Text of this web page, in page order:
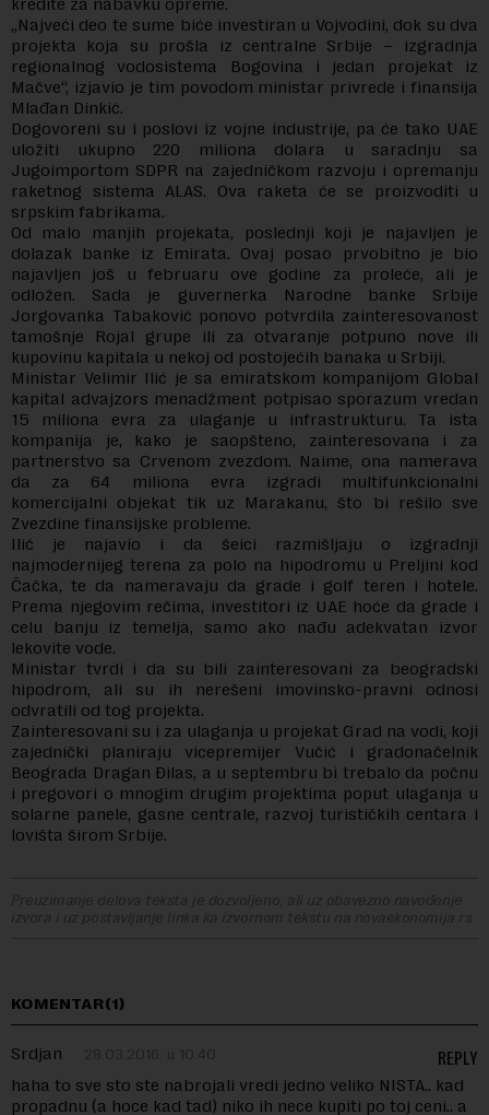
„Najveći deo te sume biće investiran u Vojvodini, dok su dva
projekta koja su prošla iz centralne Srbije – izgradnja
regionalnog vodosistema Bogovina i jedan projekat iz
Mačve“, izjavio je tim povodom ministar privrede i finansija
Mlađan Dinkić.
Dogovoreni su i poslovi iz vojne industrije, pa će tako UAE
uložiti ukupno 220 miliona dolara u saradnju sa
Jugoimportom SDPR na zajedničkom razvoju i opremanju
raketnog sistema ALAS. Ova raketa će se proizvoditi u
srpskim fabrikama.
Od malo manjih projekata, poslednji koji je najavljen je
dolazak banke iz Emirata. Ovaj posao prvobitno je bio
najavljen još u februaru ove godine za proleće, ali je
odložen. Sada je guvernerka Narodne banke Srbije
Jorgovanka Tabaković ponovo potvrdila zainteresovanost
tamošnje Rojal grupe ili za otvaranje potpuno nove ili
kupovinu kapitala u nekoj od postojećih banaka u Srbiji.
Ministar Velimir Ilić je sa emiratskom kompanijom Global
kapital advajzors menadžment potpisao sporazum vredan
15 miliona evra za ulaganje u infrastrukturu. Ta ista
kompanija je, kako je saopšteno, zainteresovana i za
partnerstvo sa Crvenom zvezdom. Naime, ona namerava
da za 64 miliona evra izgradi multifunkcionalni
komercijalni objekat tik uz Marakanu, što bi rešilo sve
Zvezdine finansijske probleme.
Ilić je najavio i da šeici razmišljaju o izgradnji
najmodernijeg terena za polo na hipodromu u Preljini kod
Čačka, te da nameravaju da grade i golf teren i hotele.
Prema njegovim rečima, investitori iz UAE hoće da grade i
celu banju iz temelja, samo ako nađu adekvatan izvor
lekovite vode.
Ministar tvrdi i da su bili zainteresovani za beogradski
hipodrom, ali su ih nerešeni imovinsko-pravni odnosi
odvratili od tog projekta.
Zainteresovani su i za ulaganja u projekat Grad na vodi, koji
zajednički planiraju vicepremijer Vučić i gradonačelnik
Beograda Dragan Đilas, a u septembru bi trebalo da počnu
i pregovori o mnogim drugim projektima poput ulaganja u
solarne panele, gasne centrale, razvoj turističkih centara i
lovišta širom Srbije.
Preuzimanje delova teksta je dozvoljeno, ali uz obavezno navođenje
izvora i uz postavljanje linka ka izvornom tekstu na novaekonomija.rs
KOMENTAR(1)
Srdjan 28.03.2016. u 10:40
haha to sve sto ste nabrojali vredi jedno veliko NISTA.. kad
propadnu (a hoce kad tad) niko ih nece kupiti po toj ceni.. a
REPLY